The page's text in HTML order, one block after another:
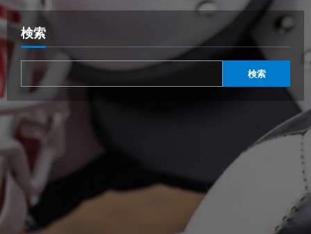
検索
検索